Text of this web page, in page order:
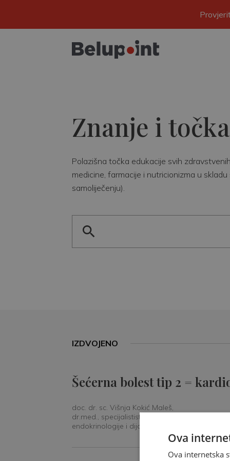
Znanje i točka
Polazišna točka edukacije svih
medicine, farmacije i nutricionizma u
samoliječenju).
IZDVOJENO
Šećerna bolest tip 2 =
doc. dr. sc. Višnja Kokić Maleš,
dr.med., specijalististica
endokrinologije i dijabetologije
Ova
Ova internetska